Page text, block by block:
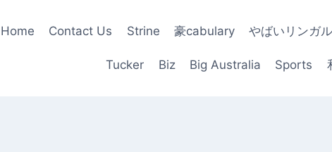
Home Contact Us Strine 豪cabulary やばいリンガル
Tucker Biz Big Australia Sports